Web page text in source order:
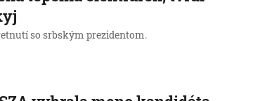
so srbským prezidentom.